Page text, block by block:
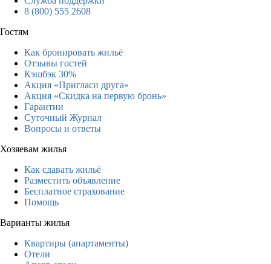
8 (800) 555 2608
Гостям
Как бронировать жильё
Отзывы гостей
Кэшбэк 30%
Акция «Пригласи друга»
Акция «Скидка на первую бронь»
Гарантии
Суточный Журнал
Вопросы и ответы
Хозяевам жилья
Как сдавать жильё
Разместить объявление
Бесплатное страхование
Помощь
Варианты жилья
Квартиры (апартаменты)
Отели